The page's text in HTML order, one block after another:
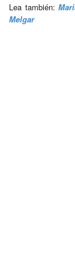
Lea también:
Melgar